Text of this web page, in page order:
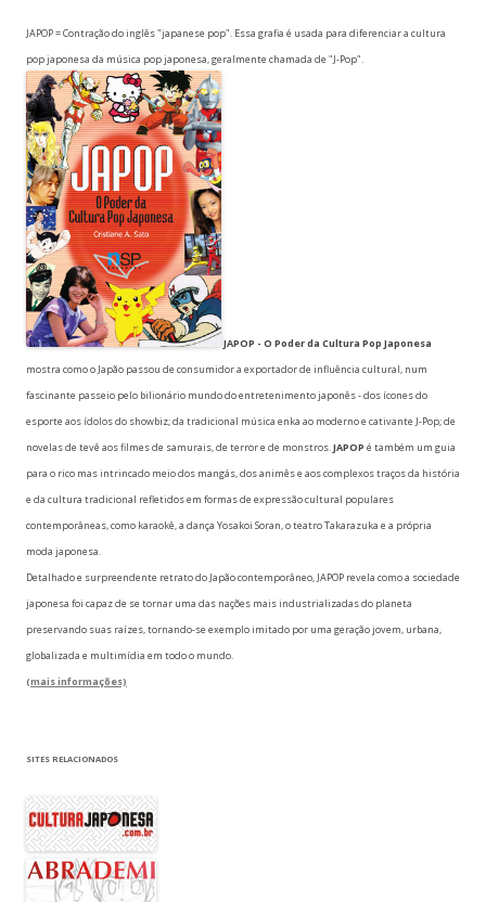
JAPOP = Contração do inglês "japanese pop". Essa grafia é usada para diferenciar a cultura
pop japonesa da música pop japonesa, geralmente chamada de "J-Pop".
JAPOP - O Poder da Cultura Pop Japonesa
mostra como o Japão passou de consumidor a exportador de influência cultural, num
fascinante passeio pelo bilionário mundo do entretenimento japonês - dos ícones do
esporte aos ídolos do showbiz; da tradicional música enka ao moderno e cativante J-Pop; de
novelas de tevê aos filmes de samurais, de terror e de monstros. JAPOP é também um guia
para o rico mas intrincado meio dos mangás, dos animês e aos complexos traços da história
e da cultura tradicional refletidos em formas de expressão cultural populares
contemporâneas, como karaokê, a dança Yosakoi Soran, o teatro Takarazuka e a própria
moda japonesa.
Detalhado e surpreendente retrato do Japão contemporâneo, JAPOP revela como a sociedade
japonesa foi capaz de se tornar uma das nações mais industrializadas do planeta
preservando suas raízes, tornando-se exemplo imitado por uma geração jovem, urbana,
globalizada e multimídia em todo o mundo.
(mais informações)
SITES RELACIONADOS